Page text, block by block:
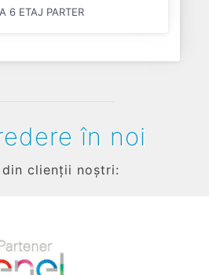
6 ETAJ PARTER
în noi
clienții noștri: